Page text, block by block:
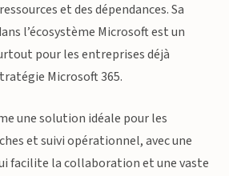
et des dépendances. Sa
l’écosystème Microsoft est un
pour les entreprises déjà
Microsoft 365.
une solution idéale pour les
et suivi opérationnel, avec une
facilite la collaboration et une vaste